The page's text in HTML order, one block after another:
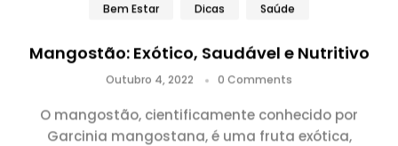
Bem Estar Dicas Saúde
Mangostão: Exótico, Saudável e Nutritivo
Outubro 4, 2022 0 Comments
O mangostão, cientificamente conhecido por
Garcinia mangostana, é uma fruta exótica,